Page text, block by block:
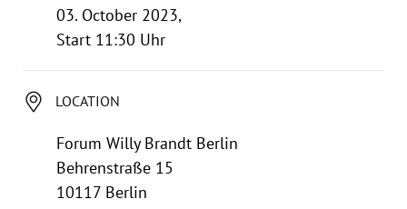
Organigram
03. October 2023,
Start 11:30 Uhr
LOCATION
Forum Willy Brandt Berlin
Behrenstraße 15
10117 Berlin